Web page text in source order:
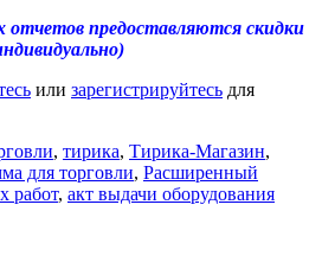
отчетов предоставляются скидки
или зарегистрируйтесь для
, тирика, Тирика-Магазин,
для торговли, Расширенный
работ, акт выдачи оборудования